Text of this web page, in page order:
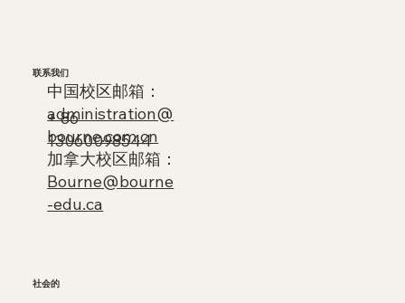
​联系我们
中国校区邮箱：
administration@
bourne.com.cn
加拿大校区邮箱：
Bourne@bourne
-edu.ca
+ 86
13060098544
社会的